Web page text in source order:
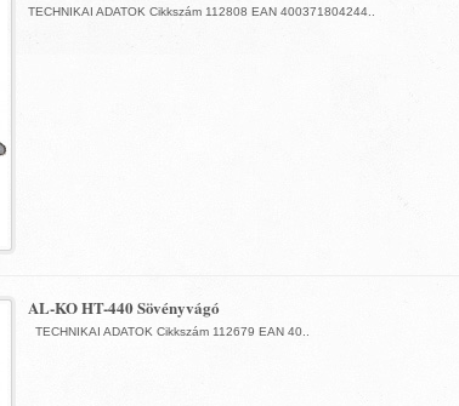
TECHNIKAI ADATOK Cikkszám 112808 EAN 400371804244..
AL-KO HT-440 Sövényvágó
TECHNIKAI ADATOK Cikkszám 112679 EAN 40..